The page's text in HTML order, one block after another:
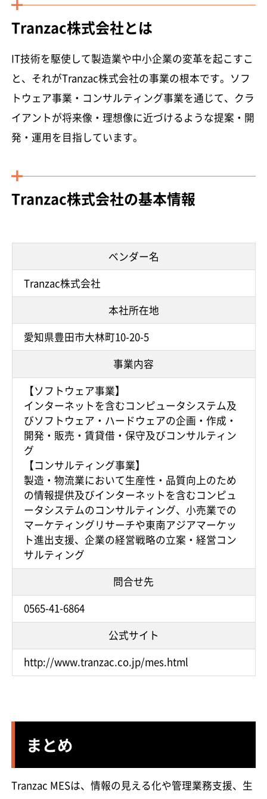
Tranzac株式会社とは
IT技術を駆使して製造業や中小企業の変革を起こすこ
と、それがTranzac株式会社の事業の根本です。ソフ
トウェア事業・コンサルティング事業を通じて、クラ
イアントが将来像・理想像に近づけるような提案・開
発・運用を目指しています。
Tranzac株式会社の基本情報
ベンダー名
Tranzac株式会社
本社所在地
愛知県豊田市大林町10-20-5
事業内容
【ソフトウェア事業】
インターネットを含むコンピュータシステム及
びソフトウェア・ハードウェアの企画・作成・
開発・販売・賃貸借・保守及びコンサルティン
グ
【コンサルティング事業】
製造・物流業において生産性・品質向上のため
の情報提供及びインターネットを含むコンピュ
ータシステムのコンサルティング、小売業での
マーケティングリサーチや東南アジアマーケッ
ト進出支援、企業の経営戦略の立案・経営コン
サルティング
問合せ先
0565-41-6864
公式サイト
http://www.tranzac.co.jp/mes.html
まとめ
Tranzac MESは、情報の見える化や管理業務支援、生